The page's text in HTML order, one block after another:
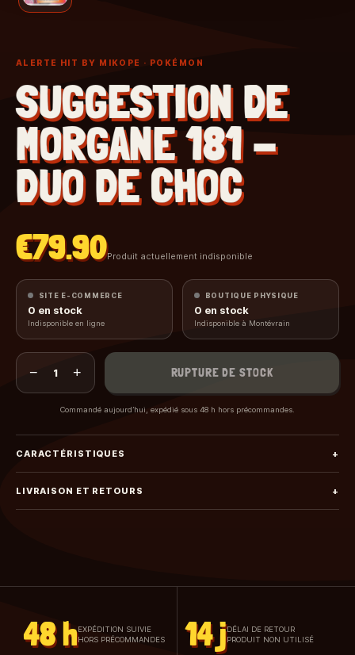
ALERTE HIT BY MIKOPE · POKÉMON
SUGGESTION DE
MORGANE 181 -
DUO DE CHOC
€79.90Produit actuellement indisponible
SITE E-COMMERCE
0 en stock
Indisponible en ligne
BOUTIQUE PHYSIQUE
0 en stock
Indisponible à Montévrain
− 1 + RUPTURE DE STOCK
Commandé aujourd’hui, expédié sous 48 h hors précommandes.
CARACTÉRISTIQUES +
LIVRAISON ET RETOURS +
48 hEXPÉDITION SUIVIE
HORS PRÉCOMMANDES
14 jDÉLAI DE RETOUR
PRODUIT NON UTILISÉ